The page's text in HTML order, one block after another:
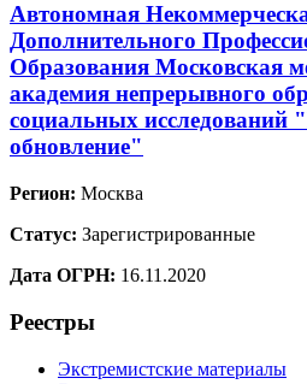
Автономная
Дополнительного
Образования Московская
академия непрерывного
социальных исследований
обновление"
Регион: Москва
Статус: Зарегистрированные
Дата ОГРН: 16.11.2020
Реестры
Экстремистские материалы